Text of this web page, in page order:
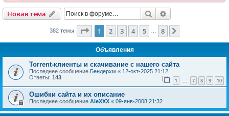
Новая тема Поиск
382 темы Страница из
1 2 3 4 5 8
Объявления
Torrent-клиенты и скачивание с нашего сайта
Последнее сообщение Бендерхм « 12-окт-2025 21:12
Ответы: 143 1 … 7 8 9 10
Ошибки сайта и их описание
Последнее сообщение AleXXX « 09-янв-2008 21:32